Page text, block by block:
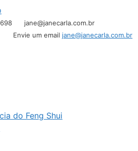
jane@janecarla.com.br
Envie um email jane@janecarla.com.br
do Feng Shui